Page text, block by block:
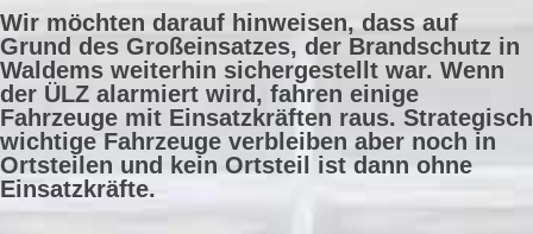
Wir möchten darauf hinweisen, dass auf
Grund des Großeinsatzes, der Brandschutz in
Waldems weiterhin sichergestellt war. Wenn
der ÜLZ alarmiert wird, fahren einige
Fahrzeuge mit Einsatzkräften raus. Strategisch
wichtige Fahrzeuge verbleiben aber noch in
Ortsteilen und kein Ortsteil ist dann ohne
Einsatzkräfte.